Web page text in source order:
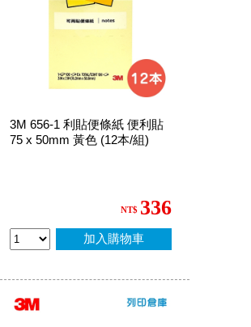
3M 656-1 利貼便條紙 便利貼
75 x 50mm 黃色 (12本/組)
NT$ 336
加入購物車